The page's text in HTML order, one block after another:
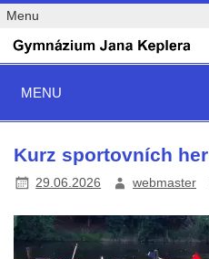
Menu
MENU
Kurz sportovních her
29.06.2026 webmaster